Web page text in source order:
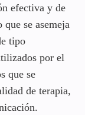
efectiva y de
se asemeja
tipo
por el
que se
de terapia,